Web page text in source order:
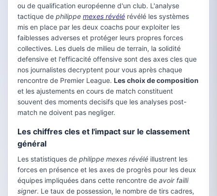
ou de qualification européenne d'un club. L'analyse
tactique de philippe mexes révélé révélé les systèmes
mis en place par les deux coachs pour exploiter les
faiblesses adverses et protéger leurs propres forces
collectives. Les duels de milieu de terrain, la solidité
defensive et l'efficacité offensive sont des axes cles que
nos journalistes decryptent pour vous après chaque
rencontre de Premier League. Les choix de composition
et les ajustements en cours de match constituent
souvent des moments decisifs que les analyses post-
match ne doivent pas negliger.
Les chiffres cles et l'impact sur le classement
général
Les statistiques de philippe mexes révélé illustrent les
forces en présence et les axes de progrès pour les deux
équipes impliquées dans cette rencontre de avoir failli
signer. Le taux de possession, le nombre de tirs cadres,